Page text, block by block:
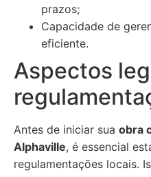
prazos;
Capacidade de
eficiente.
Aspectos
Antes de iniciar sua obra
Alphaville, é essencial
regulamentações locais.